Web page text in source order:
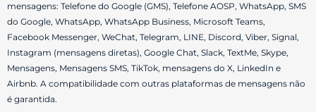
mensagens: Telefone do Google (GMS), Telefone AOSP, WhatsApp, SMS
do Google, WhatsApp, WhatsApp Business, Microsoft Teams,
Facebook Messenger, WeChat, Telegram, LINE, Discord, Viber, Signal,
Instagram (mensagens diretas), Google Chat, Slack, TextMe, Skype,
Mensagens, Mensagens SMS, TikTok, mensagens do X, LinkedIn e
Airbnb. A compatibilidade com outras plataformas de mensagens não
é garantida.